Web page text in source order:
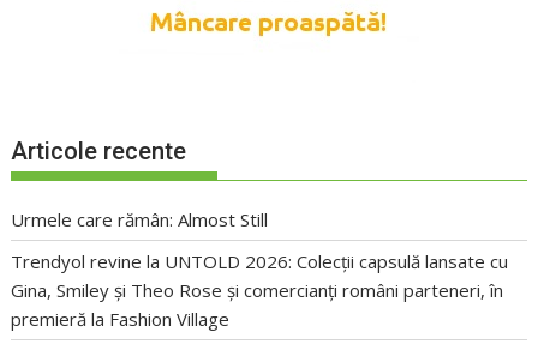
Articole recente
Urmele care rămân: Almost Still
Trendyol revine la UNTOLD 2026: Colecții capsulă lansate cu
Gina, Smiley și Theo Rose și comercianți români parteneri, în
premieră la Fashion Village